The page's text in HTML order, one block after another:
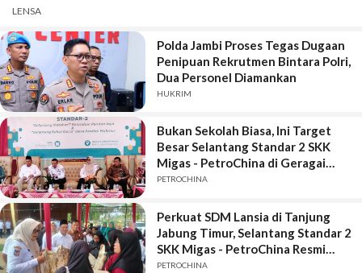
LENSA
Polda Jambi Proses Tegas Dugaan
Penipuan Rekrutmen Bintara Polri,
Dua Personel Diamankan
HUKRIM
Bukan Sekolah Biasa, Ini Target
Besar Selantang Standar 2 SKK
Migas - PetroChina di Geragai
Tanjung Jabung Timur
PETROCHINA
Perkuat SDM Lansia di Tanjung
Jabung Timur, Selantang Standar 2
SKK Migas - PetroChina Resmi
Bergulir di Geragai
PETROCHINA